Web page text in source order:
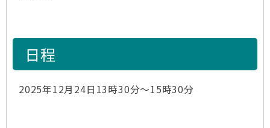
日程
2025年12月24日13時30分～15時30分